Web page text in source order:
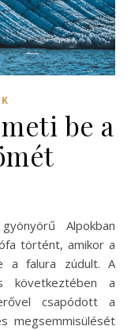
be a
történt, amikor a
a falura zúdult. A
következtében a
csapódott a
megsemmisülését